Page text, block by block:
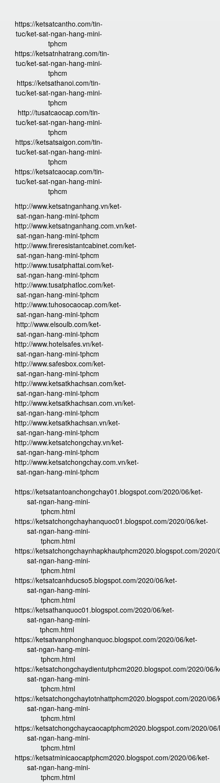
https://ketsatcantho.com/tin-
tuc/ket-sat-ngan-hang-mini-
tphcm
https://ketsatnhatrang.com/tin-
tuc/ket-sat-ngan-hang-mini-
tphcm
https://ketsathanoi.com/tin-
tuc/ket-sat-ngan-hang-mini-
tphcm
http://tusatcaocap.com/tin-
tuc/ket-sat-ngan-hang-mini-
tphcm
https://ketsatsaigon.com/tin-
tuc/ket-sat-ngan-hang-mini-
tphcm
https://ketsatcaocap.com/tin-
tuc/ket-sat-ngan-hang-mini-
tphcm
http://www.ketsatnganhang.vn/ket-
sat-ngan-hang-mini-tphcm
http://www.ketsatnganhang.com.vn/ket-
sat-ngan-hang-mini-tphcm
http://www.fireresistantcabinet.com/ket-
sat-ngan-hang-mini-tphcm
http://www.tusatphattai.com/ket-
sat-ngan-hang-mini-tphcm
http://www.tusatphatloc.com/ket-
sat-ngan-hang-mini-tphcm
http://www.tuhosocaocap.com/ket-
sat-ngan-hang-mini-tphcm
http://www.elsoulb.com/ket-
sat-ngan-hang-mini-tphcm
http://www.hotelsafes.vn/ket-
sat-ngan-hang-mini-tphcm
http://www.safesbox.com/ket-
sat-ngan-hang-mini-tphcm
http://www.ketsatkhachsan.com/ket-
sat-ngan-hang-mini-tphcm
http://www.ketsatkhachsan.com.vn/ket-
sat-ngan-hang-mini-tphcm
http://www.ketsatkhachsan.vn/ket-
sat-ngan-hang-mini-tphcm
http://www.ketsatchongchay.vn/ket-
sat-ngan-hang-mini-tphcm
http://www.ketsatchongchay.com.vn/ket-
sat-ngan-hang-mini-tphcm
https://ketsatantoanchongchay01.blogspot.com/2020/06/ket-
sat-ngan-hang-mini-
tphcm.html
https://ketsatchongchayhanquoc01.blogspot.com/2020/06/ket-
sat-ngan-hang-mini-
tphcm.html
https://ketsatchongchaynhapkhautphcm2020.blogspot.com/2020/
sat-ngan-hang-mini-
tphcm.html
https://ketsatcanhducso5.blogspot.com/2020/06/ket-
sat-ngan-hang-mini-
tphcm.html
https://ketsathanquoc01.blogspot.com/2020/06/ket-
sat-ngan-hang-mini-
tphcm.html
https://ketsatvanphonghanquoc.blogspot.com/2020/06/ket-
sat-ngan-hang-mini-
tphcm.html
https://ketsatchongchaydientutphcm2020.blogspot.com/2020/06/
sat-ngan-hang-mini-
tphcm.html
https://ketsatchongchaytotnhattphcm2020.blogspot.com/2020/06/
sat-ngan-hang-mini-
tphcm.html
https://ketsatchongchaycaocaptphcm2020.blogspot.com/2020/
sat-ngan-hang-mini-
tphcm.html
https://ketsatminicaocaptphcm2020.blogspot.com/2020/06/ket-
sat-ngan-hang-mini-
tphcm.html